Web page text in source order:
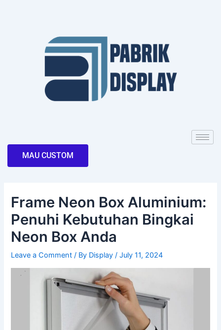
MAU CUSTOM
Frame Neon Box Aluminium:
Penuhi Kebutuhan Bingkai
Neon Box Anda
Leave a Comment / By Display/July 11, 2024